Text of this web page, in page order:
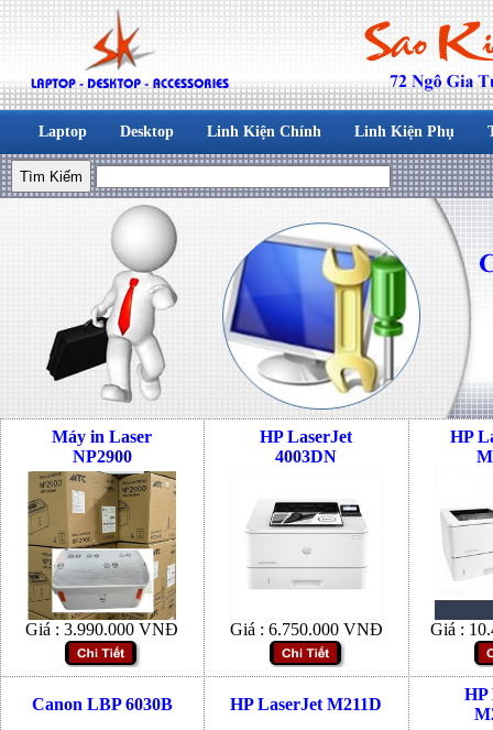
Laptop Desktop Linh Kiện Chính Linh Kiện Phụ
Máy in Laser
NP2900
Giá :3.990.000 VNĐ
HP LaserJet
4003DN
Giá : 6.750.000 VNĐ
HP
Giá :
Canon LBP 6030B HP LaserJet M211D
HP